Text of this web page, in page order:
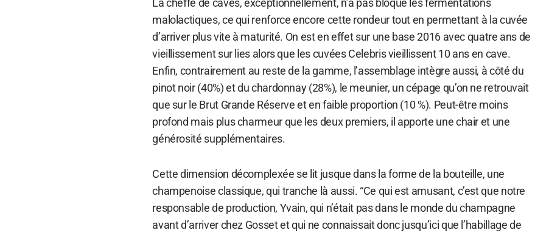
La cheffe de caves, exceptionnellement, n’a pas bloqué les fermentations
malolactiques, ce qui renforce encore cette rondeur tout en permettant à la cuvée
d’arriver plus vite à maturité. On est en effet sur une base 2016 avec quatre ans de
vieillissement sur lies alors que les cuvées Celebris vieillissent 10 ans en cave.
Enfin, contrairement au reste de la gamme, l’assemblage intègre aussi, à côté du
pinot noir (40%) et du chardonnay (28%), le meunier, un cépage qu’on ne retrouvait
que sur le Brut Grande Réserve et en faible proportion (10 %). Peut-être moins
profond mais plus charmeur que les deux premiers, il apporte une chair et une
générosité supplémentaires.
Cette dimension décomplexée se lit jusque dans la forme de la bouteille, une
champenoise classique, qui tranche là aussi. “Ce qui est amusant, c’est que notre
responsable de production, Yvain, qui n’était pas dans le monde du champagne
avant d’arriver chez Gosset et qui ne connaissait donc jusqu’ici que l’habillage de